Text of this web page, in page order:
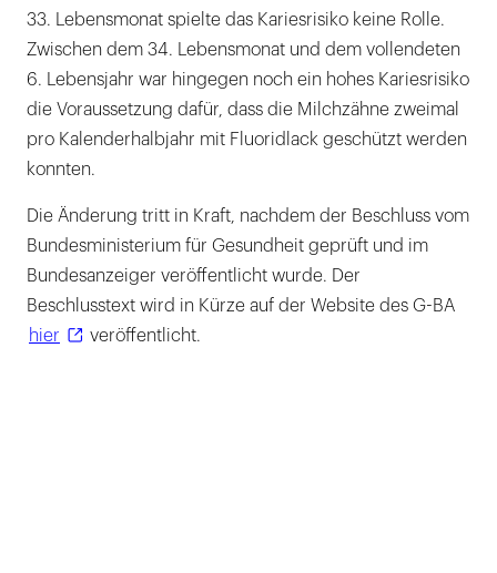
33. Lebensmonat spielte das Kariesrisiko keine Rolle.
Zwischen dem 34. Lebensmonat und dem vollendeten
6. Lebensjahr war hingegen noch ein hohes Kariesrisiko
die Voraussetzung dafür, dass die Milchzähne zweimal
pro Kalenderhalbjahr mit Fluoridlack geschützt werden
konnten.
Die Änderung tritt in Kraft, nachdem der Beschluss vom
Bundesministerium für Gesundheit geprüft und im
Bundesanzeiger veröffentlicht wurde. Der
Beschlusstext wird in Kürze auf der Website des G-BA
hier
veröffentlicht.